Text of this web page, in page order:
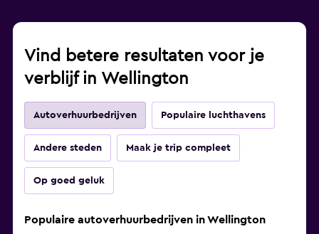
Vind betere resultaten voor je
verblijf in Wellington
Autoverhuurbedrijven Populaire luchthavens
Andere steden Maak je trip compleet
Op goed geluk
Populaire autoverhuurbedrijven in Wellington